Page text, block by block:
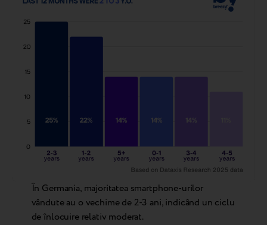
În Germania, majoritatea smartphone-urilor
vândute au o vechime de 2-3 ani, indicând un ciclu
de înlocuire relativ moderat.